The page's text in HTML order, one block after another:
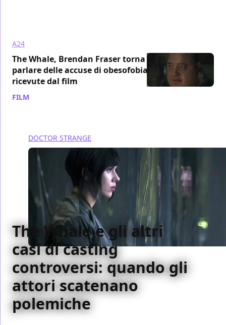
A24
The Whale, Brendan Fraser torna a
parlare delle accuse di obesofobia
ricevute dal film
FILM
DOCTOR STRANGE
The Whale e gli altri
casi di casting
controversi: quando gli
attori scatenano
polemiche